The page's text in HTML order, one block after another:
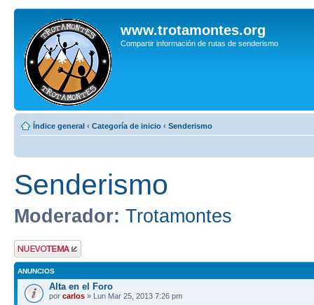
www.trotamontes.org
Compartir información de rutas de senderismo
Índice general ‹ Categoría de inicio ‹ Senderismo
Senderismo
Moderador: Trotamontes
Publicar un nuevo
tema
ANUNCIOS
Alta en el Foro
por carlos » Lun Mar 25, 2013 7:26 pm